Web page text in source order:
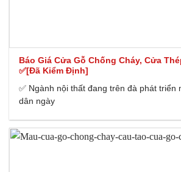
Báo Giá Cửa Gỗ Chống Cháy, Cửa
✅[Đã Kiểm Định]
✅ Ngành nội thất đang trên đà phát triển
dân ngày